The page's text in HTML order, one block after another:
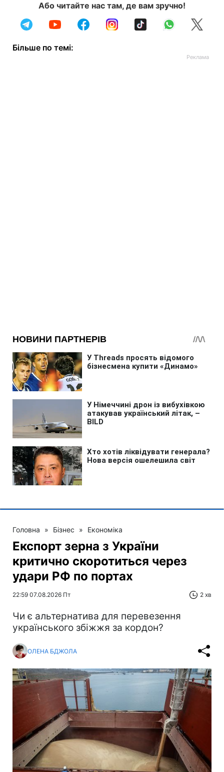
Або читайте нас там, де вам зручно!
Більше по темі:
Головна » Бізнес » Економіка
Експорт зерна з України
критично скоротиться через
удари РФ по портах
22:59 07.08.2026 Пт 2 хв
Чи є альтернатива для перевезення
українського збіжжя за кордон?
ОЛЕНА БДЖОЛА